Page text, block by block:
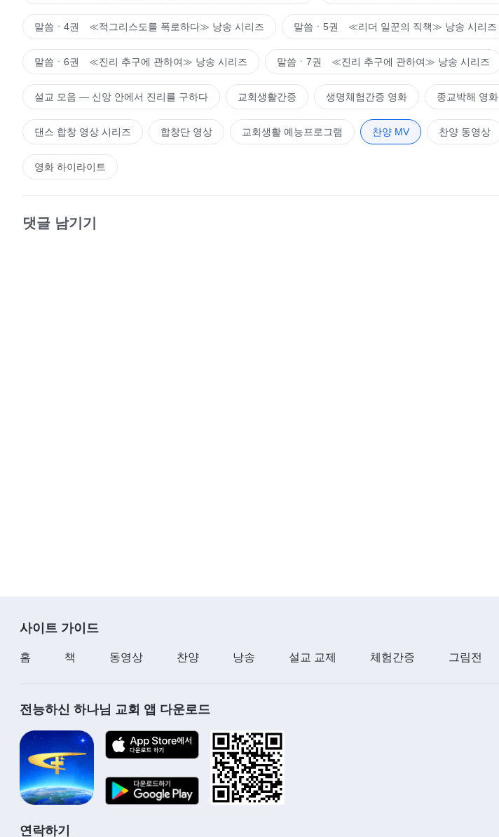
말씀ㆍ4권 ≪적그리스도를 폭로하다≫ 낭송 시리즈 말씀ㆍ5권 ≪리더 일꾼의 직책≫ 낭송 시리즈
말씀ㆍ6권 ≪진리 추구에 관하여≫ 낭송 시리즈 말씀ㆍ7권 ≪진리 추구에 관하여≫ 낭송 시리즈
설교 모음 ― 신앙 안에서 진리를 구하다 교회생활간증 생명체험간증 영화 종교박해 영화
댄스 합창 영상 시리즈 합창단 영상 교회생활 예능프로그램 찬양 MV 찬양 동영상
영화 하이라이트
댓글 남기기
사이트 가이드
홈 책 동영상 찬양 낭송 설교 교제 체험간증 그림전
전능하신 하나님 교회 앱 다운로드
연락하기